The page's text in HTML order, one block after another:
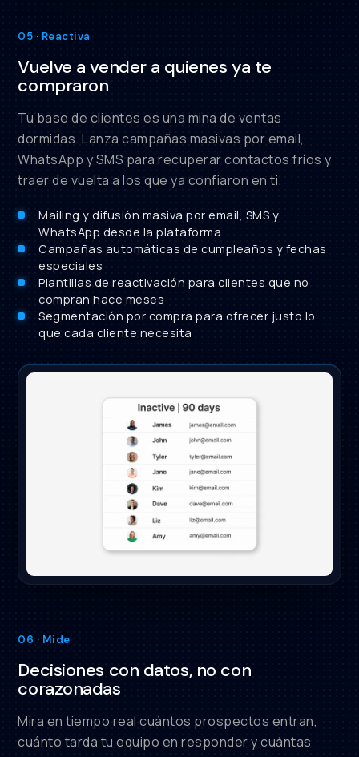
05 · Reactiva
Vuelve a vender a quienes ya te
compraron
Tu base de clientes es una mina de ventas
dormidas. Lanza campañas masivas por email,
WhatsApp y SMS para recuperar contactos fríos y
traer de vuelta a los que ya confiaron en ti.
Mailing y difusión masiva por email, SMS y
WhatsApp desde la plataforma
Campañas automáticas de cumpleaños y fechas
especiales
Plantillas de reactivación para clientes que no
compran hace meses
Segmentación por compra para ofrecer justo lo
que cada cliente necesita
06 · Mide
Decisiones con datos, no con
corazonadas
Mira en tiempo real cuántos prospectos entran,
cuánto tarda tu equipo en responder y cuántas